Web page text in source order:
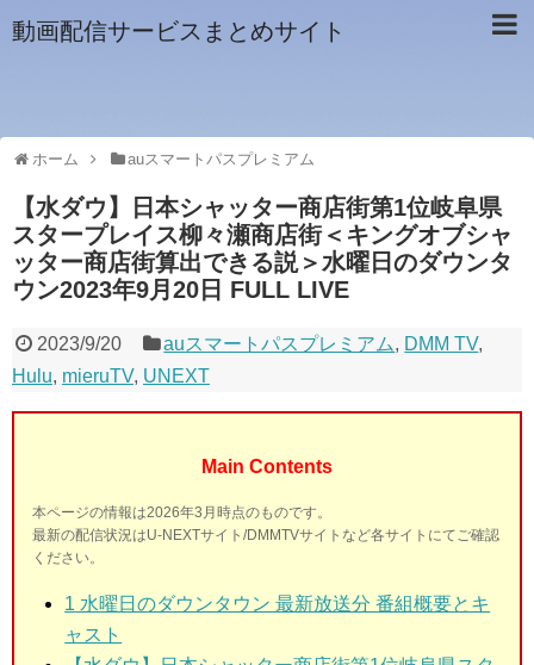
動画配信サービスまとめサイト
ホーム auスマートパスプレミアム
【水ダウ】日本シャッター商店街第1位岐阜県
スタープレイス柳々瀬商店街＜キングオブシャ
ッター商店街算出できる説＞水曜日のダウンタ
ウン2023年9月20日 FULL LIVE
2023/9/20 auスマートパスプレミアム, DMM TV,
Hulu, mieruTV, UNEXT
Main Contents
本ページの情報は2026年3月時点のものです。
最新の配信状況はU-NEXTサイト/DMMTVサイトなど各サイトにてご確認
ください。
1 水曜日のダウンタウン 最新放送分 番組概要とキ
ャスト